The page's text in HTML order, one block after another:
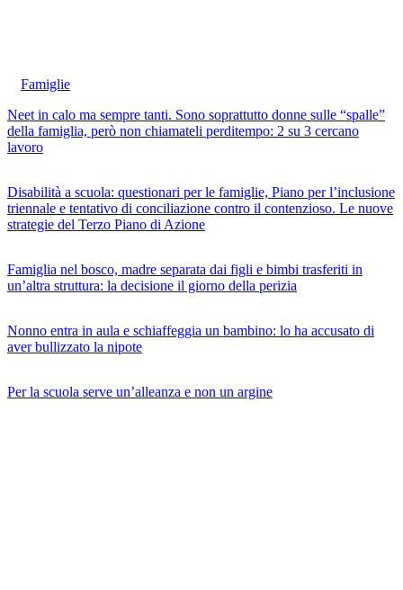
Famiglie
Neet in calo ma sempre tanti. Sono soprattutto donne sulle “spalle”
della famiglia, però non chiamateli perditempo: 2 su 3 cercano
lavoro
Disabilità a scuola: questionari per le famiglie, Piano per l’inclusione
triennale e tentativo di conciliazione contro il contenzioso. Le nuove
strategie del Terzo Piano di Azione
Famiglia nel bosco, madre separata dai figli e bimbi trasferiti in
un’altra struttura: la decisione il giorno della perizia
Nonno entra in aula e schiaffeggia un bambino: lo ha accusato di
aver bullizzato la nipote
Per la scuola serve un’alleanza e non un argine